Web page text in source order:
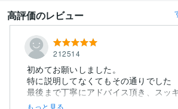
高評価のレビュー
212514
初めてお願いしました。
特に説明してなくてもその通りでした
最後まで丁寧にアドバイス頂き、スッ
もっと見る